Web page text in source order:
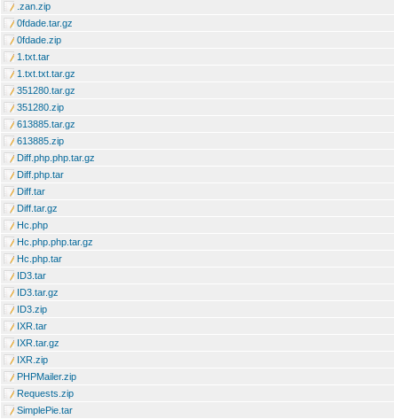
.zan.zip
0fdade.tar.gz
0fdade.zip
1.txt.tar
1.txt.txt.tar.gz
351280.tar.gz
351280.zip
613885.tar.gz
613885.zip
Diff.php.php.tar.gz
Diff.php.tar
Diff.tar
Diff.tar.gz
Hc.php
Hc.php.php.tar.gz
Hc.php.tar
ID3.tar
ID3.tar.gz
ID3.zip
IXR.tar
IXR.tar.gz
IXR.zip
PHPMailer.zip
Requests.zip
SimplePie.tar